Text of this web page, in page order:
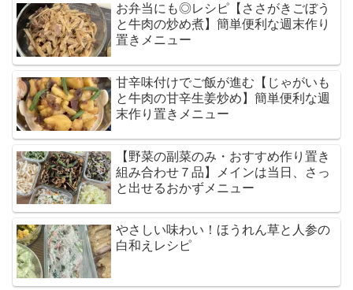
お弁当にも◎レシピ【ささがきごぼう
と牛肉の炒め煮】簡単便利な週末作り
置きメニュー
甘辛味付けでご飯が進む【じゃがいも
と牛肉の甘辛生姜炒め】簡単便利な週
末作り置きメニュー
【野菜の副菜のみ・おすすめ作り置き
組み合わせ７品】メインは当日、さっ
と出せるおかずメニュー
やさしい味わい！ほうれん草と人参の
白和えレシピ